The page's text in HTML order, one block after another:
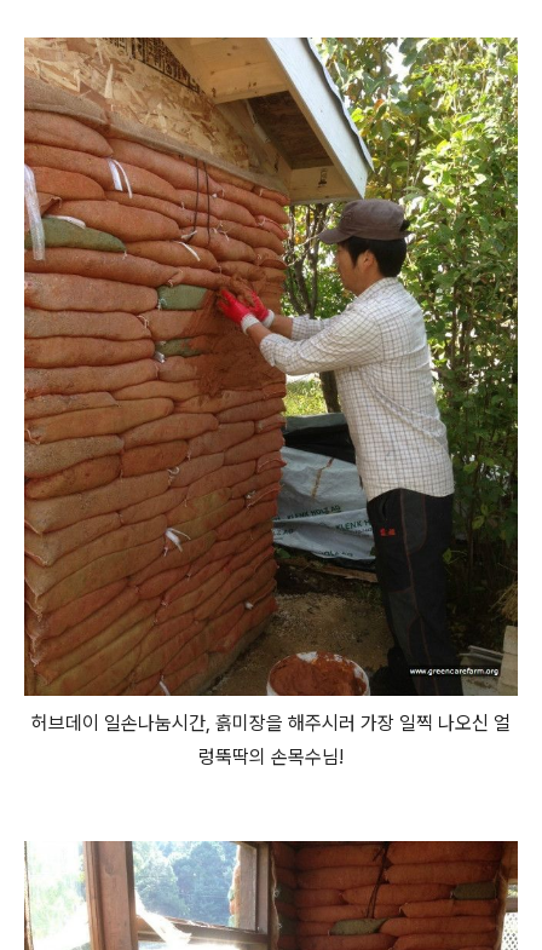
허브데이 일손나눔시간, 흙미장을 해주시러 가장 일찍 나오신 얼
렁뚝딱의 손목수님!